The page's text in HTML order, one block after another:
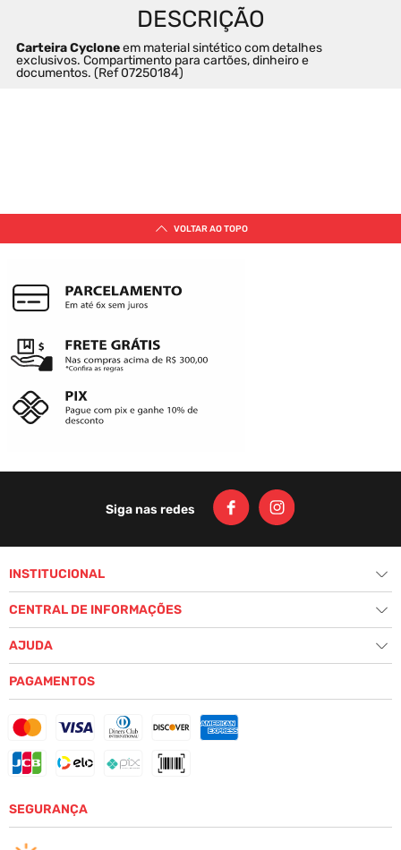
Carteira Cyclone em material sintético com detalhes
exclusivos. Compartimento para cartões, dinheiro e
documentos. (Ref 07250184)
VOCÊ
CARTEIRA VELUDO RAIMBOW -
VERMELHO